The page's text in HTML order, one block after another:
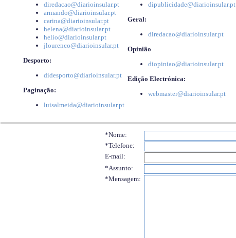
diredacao@diarioinsular.pt
armando@diarioinsular.pt
carina@diarioinsular.pt
helena@diarioinsular.pt
helio@diarioinsular.pt
jlourenco@diarioinsular.pt
Desporto:
didesporto@diarioinsular.pt
Paginação:
luisalmeida@diarioinsular.pt
dipublicidade@diarioinsular.pt
Geral:
diredacao@diarioinsular.pt
Opinião
diopiniao@diarioinsular.pt
Edição Electrónica:
webmaster@diarioinsular.pt
*Nome:
*Telefone:
E-mail:
*Assunto:
*Mensagem: